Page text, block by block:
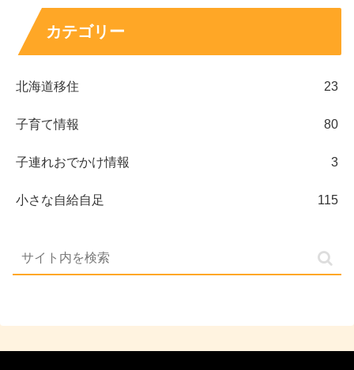
カテゴリー
北海道移住 23
子育て情報 80
子連れおでかけ情報 3
小さな自給自足 115